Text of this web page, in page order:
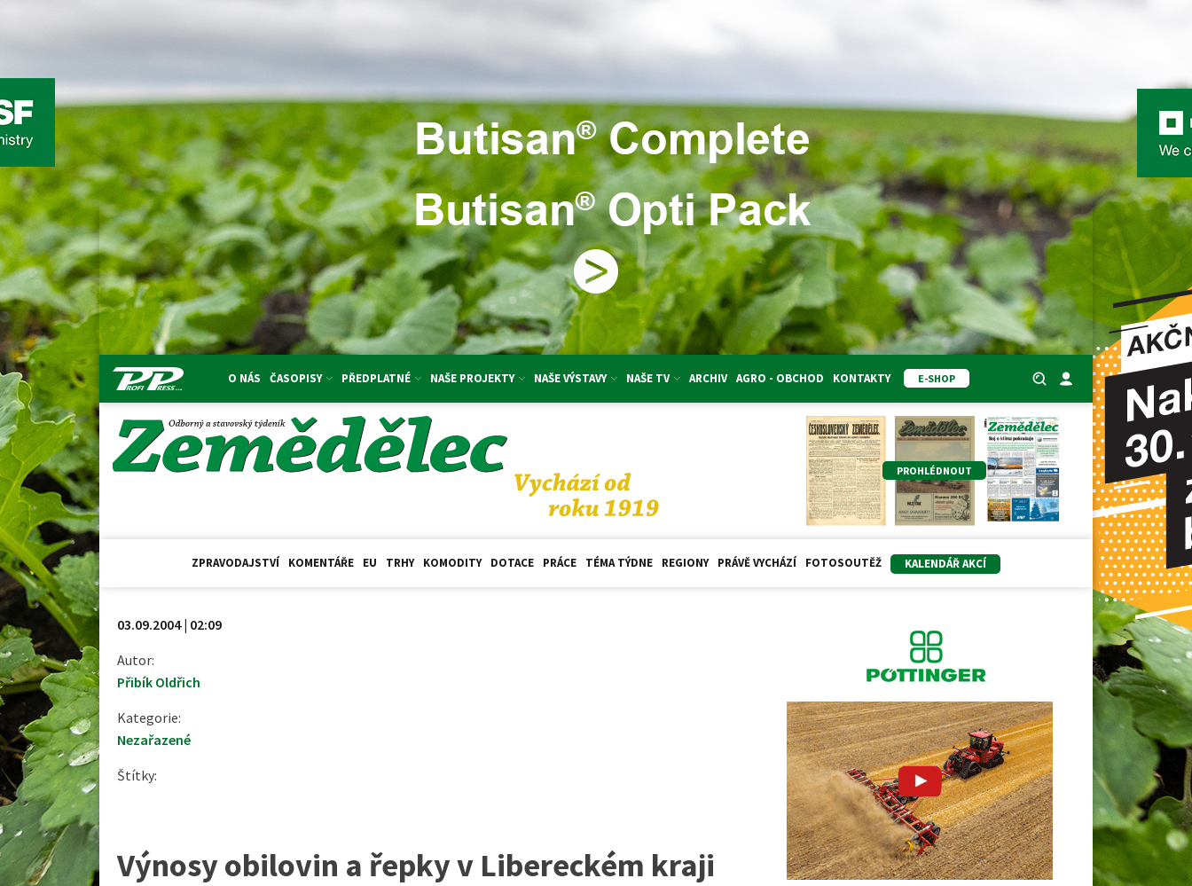
O NÁS ČASOPISY PŘEDPLATNÉ NAŠE PROJEKTY NAŠE VÝSTAVY NAŠE TV ARCHIV AGRO - OBCHOD KONTAKTY E-SHOP
PROHLÉDNOUT
ZPRAVODAJSTVÍ KOMENTÁŘE EU TRHY KOMODITY DOTACE PRÁCE TÉMA TÝDNE REGIONY PRÁVĚ VYCHÁZÍ FOTOSOUTĚŽ KALENDÁŘ AKCÍ
03.09.2004 | 02:09
Autor:
Přibík Oldřich
Kategorie:
Nezařazené
Štítky:
Výnosy obilovin a řepky v Libereckém kraji